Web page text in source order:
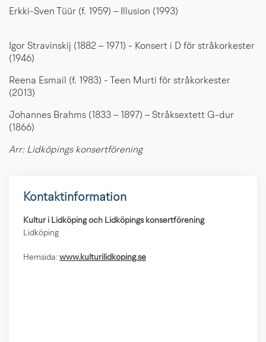
Erkki-Sven Tüür (f. 1959) – Illusion (1993)
Igor Stravinskij (1882 – 1971) - Konsert i D för stråkorkester
(1946)
Reena Esmail (f. 1983) - Teen Murti för stråkorkester
(2013)
Johannes Brahms (1833 – 1897) – Stråksextett G-dur
(1866)
Arr: Lidköpings konsertförening
Kontaktinformation
Kultur i Lidköping och Lidköpings konsertförening
Lidköping
Hemsida: www.kulturilidkoping.se